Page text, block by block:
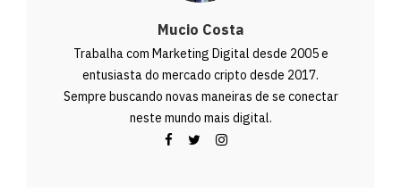
Mucio Costa
Trabalha com Marketing Digital desde 2005 e
entusiasta do mercado cripto desde 2017.
Sempre buscando novas maneiras de se conectar
neste mundo mais digital.